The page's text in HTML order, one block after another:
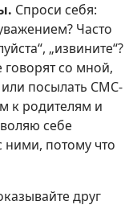
Спроси себя:
Часто
„извините“?
говорят со мной,
или посылать СМС-
к родителям и
себе
ними, потому что
друг